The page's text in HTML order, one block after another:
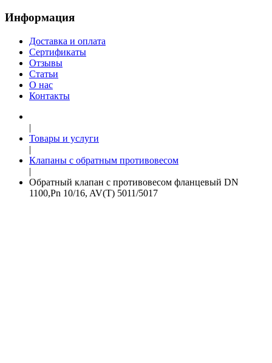
Информация
Доставка и оплата
Сертификаты
Отзывы
Статьи
О нас
Контакты
|
Товары и услуги
|
Клапаны с обратным противовесом
|
Обратный клапан с противовесом фланцевый DN
1100,Pn 10/16, AV(T) 5011/5017